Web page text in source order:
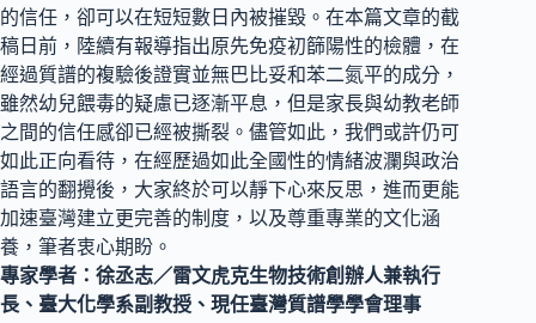
的信任，卻可以在短短數日內被摧毀。在本篇文章的截
稿日前，陸續有報導指出原先免疫初篩陽性的檢體，在
經過質譜的複驗後證實並無巴比妥和苯二氮平的成分，
雖然幼兒餵毒的疑慮已逐漸平息，但是家長與幼教老師
之間的信任感卻已經被撕裂。儘管如此，我們或許仍可
如此正向看待，在經歷過如此全國性的情緒波瀾與政治
語言的翻攪後，大家終於可以靜下心來反思，進而更能
加速臺灣建立更完善的制度，以及尊重專業的文化涵
養，筆者衷心期盼。
專家學者：徐丞志／雷文虎克生物技術創辦人兼執行
長、臺大化學系副教授、現任臺灣質譜學學會理事